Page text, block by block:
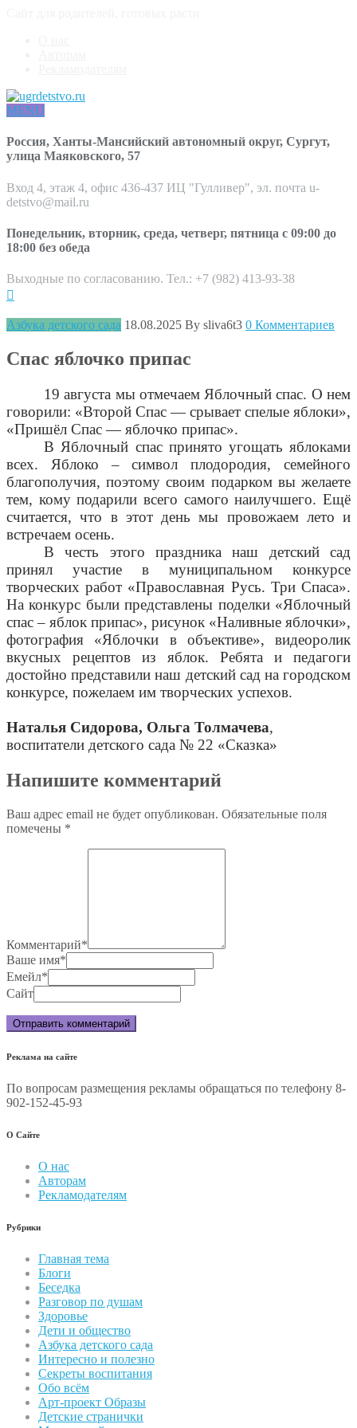
MENU
Россия, Ханты-Мансийский автономный округ, Сургут,
улица Маяковского, 57
Вход 4, этаж 4, офис 436-437 ИЦ "Гулливер", эл. почта u-
detstvo@mail.ru
Понедельник, вторник, среда, четверг, пятница с 09:00 до
18:00 без обеда
Выходные по согласованию. Тел.: +7 (982) 413-93-38
Азбука детского сада 18.08.2025 By sliva6t3 0 Комментариев
Спас яблочко припас
19 августа мы отмечаем Яблочный спас. О нем
говорили: «Второй Спас — срывает спелые яблоки»,
«Пришёл Спас — яблочко припас».
В Яблочный спас принято угощать яблоками
всех. Яблоко – символ плодородия, семейного
благополучия, поэтому своим подарком вы желаете
тем, кому подарили всего самого наилучшего. Ещё
считается, что в этот день мы провожаем лето и
встречаем осень.
В честь этого праздника наш детский сад
принял участие в муниципальном конкурсе
творческих работ «Православная Русь. Три Спаса».
На конкурс были представлены поделки «Яблочный
спас – яблок припас», рисунок «Наливные яблочки»,
фотография «Яблочки в объективе», видеоролик
вкусных рецептов из яблок. Ребята и педагоги
достойно представили наш детский сад на городском
конкурсе, пожелаем им творческих успехов.
Наталья Сидорова, Ольга Толмачева,
воспитатели детского сада № 22 «Сказка»
Напишите комментарий
Ваш адрес email не будет опубликован. Обязательные поля
помечены *
Комментарий*
Ваше имя*
Емейл*
Сайт
Реклама на сайте
По вопросам размещения рекламы обращаться по телефону 8-
902-152-45-93
О Сайте
О нас
Авторам
Рекламодателям
Рубрики
Главная тема
Блоги
Беседка
Разговор по душам
Здоровье
Дети и общество
Азбука детского сада
Интересно и полезно
Секреты воспитания
Обо всём
Арт-проект Образы
Детские странички